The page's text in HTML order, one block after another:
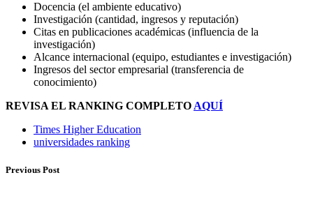
Docencia (el ambiente educativo)
Investigación (cantidad, ingresos y reputación)
Citas en publicaciones académicas (influencia de la
investigación)
Alcance internacional (equipo, estudiantes e investigación)
Ingresos del sector empresarial (transferencia de
conocimiento)
REVISA EL RANKING COMPLETO AQUÍ
Times Higher Education
universidades ranking
Previous Post